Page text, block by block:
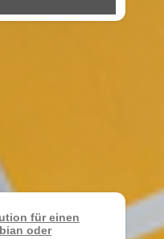
für einen
oder